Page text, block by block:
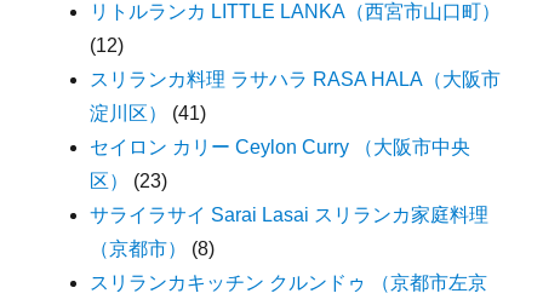
リトルランカ LITTLE LANKA（西宮市山口町）
(12)
スリランカ料理 ラサハラ RASA HALA（大阪市
淀川区）
(41)
セイロン カリー Ceylon Curry （大阪市中央
区）
(23)
サライラサイ Sarai Lasai スリランカ家庭料理
（京都市）
(8)
スリランカキッチン クルンドゥ （京都市左京